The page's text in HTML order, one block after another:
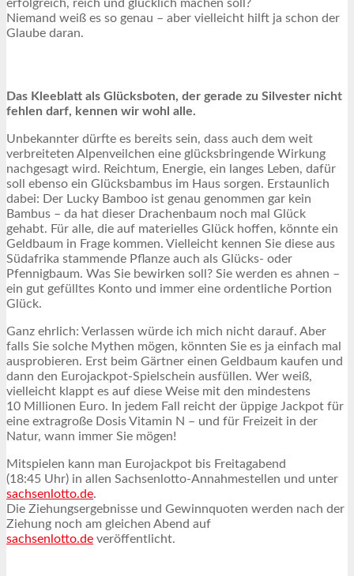
erfolgreich, reich und glücklich machen soll?
Niemand weiß es so genau – aber vielleicht hilft ja schon der
Glaube daran.
Das Kleeblatt als Glücksboten, der gerade zu Silvester nicht
fehlen darf, kennen wir wohl alle.
Unbekannter dürfte es bereits sein, dass auch dem weit
verbreiteten Alpenveilchen eine glücksbringende Wirkung
nachgesagt wird. Reichtum, Energie, ein langes Leben, dafür
soll ebenso ein Glücksbambus im Haus sorgen. Erstaunlich
dabei: Der Lucky Bamboo ist genau genommen gar kein
Bambus – da hat dieser Drachenbaum noch mal Glück
gehabt. Für alle, die auf materielles Glück hoffen, könnte ein
Geldbaum in Frage kommen. Vielleicht kennen Sie diese aus
Südafrika stammende Pflanze auch als Glücks- oder
Pfennigbaum. Was Sie bewirken soll? Sie werden es ahnen –
ein gut gefülltes Konto und immer eine ordentliche Portion
Glück.
Ganz ehrlich: Verlassen würde ich mich nicht darauf. Aber
falls Sie solche Mythen mögen, könnten Sie es ja einfach mal
ausprobieren. Erst beim Gärtner einen Geldbaum kaufen und
dann den Eurojackpot-Spielschein ausfüllen. Wer weiß,
vielleicht klappt es auf diese Weise mit den mindestens
10 Millionen Euro. In jedem Fall reicht der üppige Jackpot für
eine extragroße Dosis Vitamin N – und für Freizeit in der
Natur, wann immer Sie mögen!
Mitspielen kann man Eurojackpot bis Freitagabend
(18:45 Uhr) in allen Sachsenlotto-Annahmestellen und unter
sachsenlotto.de.
Die Ziehungsergebnisse und Gewinnquoten werden nach der
Ziehung noch am gleichen Abend auf
sachsenlotto.de veröffentlicht.